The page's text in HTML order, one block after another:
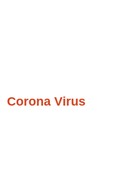
Corona Virus